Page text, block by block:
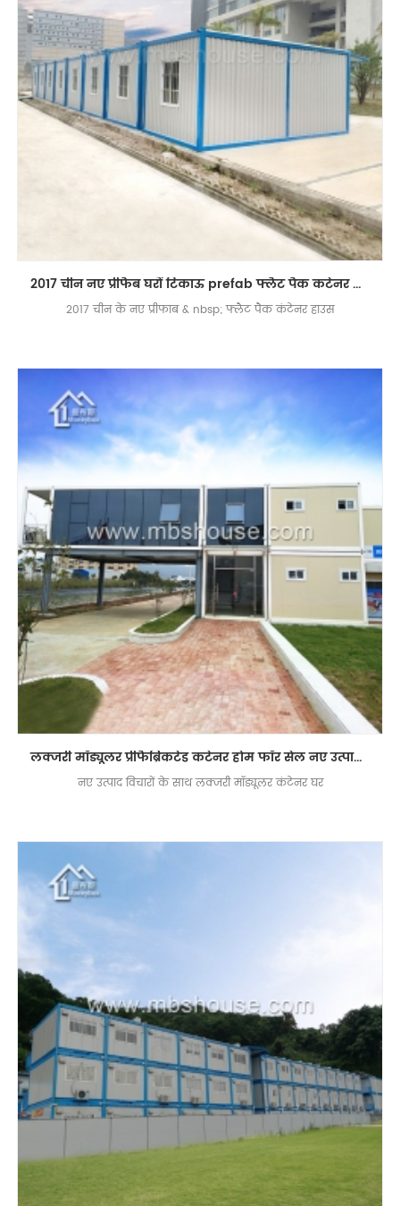
2017 चीन नए प्रीफैब घरों टिकाऊ prefab फ्लैट पैक कंटेनर घर डिजाइन
2017 चीन के नए प्रीफाब & nbsp; फ्लैट पैक कंटेनर हाउस
लक्जरी मॉड्यूलर प्रीफैब्रिकटेड कंटेनर होम फॉर सेल नए उत्पाद विचार 2018
नए उत्पाद विचारों के साथ लक्जरी मॉड्यूलर कंटेनर घर